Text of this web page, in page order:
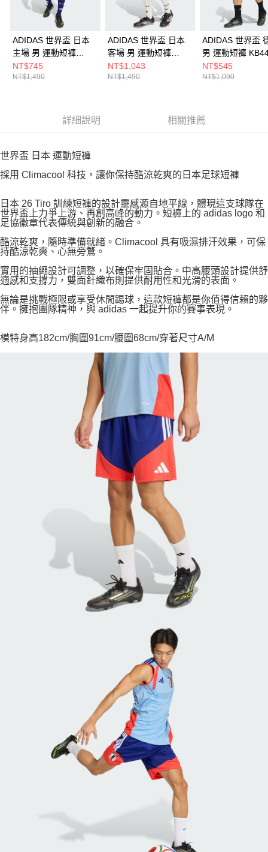
請求用戶進行身份認證。
５．嚴禁一人註冊多個帳號或使用他人資訊註冊。若發現惡意使用之情形，
恩沛科技股份有限公司將有權停止該用戶之使用額度並採取法律行動。
ADIDAS 世界盃 日本
主場 男 運動短褲
JN1868
NT$745
NT$1,490
ADIDAS 世界盃 日本
客場 男 運動短褲
JN1877
NT$1,043
NT$1,490
ADIDAS 世界盃
男 運動短褲
NT$545
NT$1,090
詳細說明 相關推薦
世界盃 日本 運動短褲
採用 Climacool 科技，讓你保持酷涼乾爽的日本足球短褲
日本 26 Tiro 訓練短褲的設計靈感源自地平線，體現這支球隊在
世界盃上力爭上游、再創高峰的動力。短褲上的 adidas logo 和
足協徽章代表傳統與創新的融合。
酷涼乾爽，隨時準備就緒。Climacool 具有吸濕排汗效果，可保
持酷涼乾爽、心無旁鶩。
實用的抽繩設計可調整，以確保牢固貼合。中高腰頭設計提供舒
適感和支撐力，雙面針織布則提供耐用性和光滑的表面。
無論是挑戰極限或享受休閒踢球，這款短褲都是你值得信賴的夥
伴。擁抱團隊精神，與 adidas 一起提升你的賽事表現。
模特身高182cm/胸圍91cm/腰圍68cm/穿著尺寸A/M